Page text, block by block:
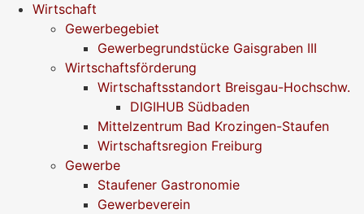
Wirtschaft
Gewerbegebiet
Gewerbegrundstücke Gaisgraben III
Wirtschaftsförderung
Wirtschaftsstandort Breisgau-Hochschw.
DIGIHUB Südbaden
Mittelzentrum Bad Krozingen-Staufen
Wirtschaftsregion Freiburg
Gewerbe
Staufener Gastronomie
Gewerbeverein